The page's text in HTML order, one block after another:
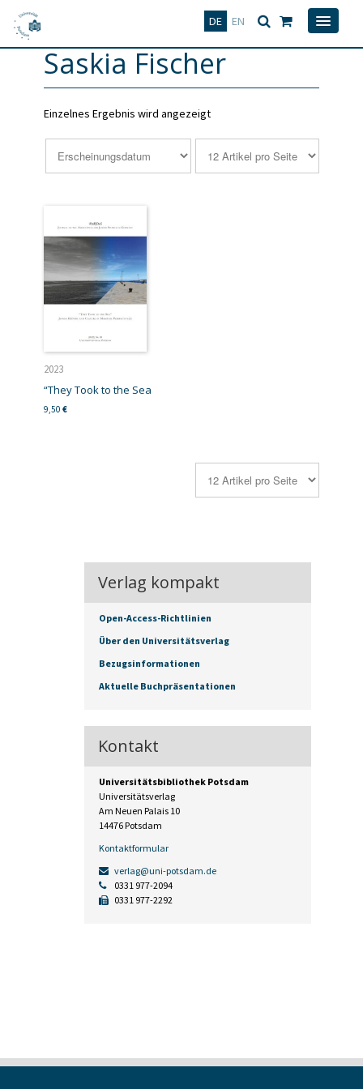
DE EN
Deutsch
Saskia Fischer
Einzelnes Ergebnis wird angezeigt
2023
“They Took to the Sea
9,50 €
Verlag kompakt
Open-Access-Richtlinien
Über den Universitätsverlag
Bezugsinformationen
Aktuelle Buchpräsentationen
Kontakt
Universitätsbibliothek Potsdam
Universitätsverlag
Am Neuen Palais 10
14476 Potsdam
Kontaktformular
verlag@uni-potsdam.de
0331 977-2094
0331 977-2292